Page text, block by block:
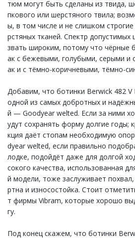
тюм могут быть сделаны из твида,
пкового или шерстяного твила;
ы, в том числе и не слишком строгие
рстяных тканей. Спектр
звать широким, потому что чёрные
ак с бежевыми, голубыми, серыми и
ак и с тёмно-коричневыми, тёмно-
Добавим, что ботинки Berwick 482
одной из самых добротных и
й — Goodyear welted. Если за ними
удут сохранять форму долгие годы;
кция даёт стопам необходимую
dyear welted, если правильно
лодке, подойдёт даже для долгой
сокого качества, использованная
й модели, тоже заслуживает
ртна и износостойка. Стоит
т фирмы Vibram, которые хорошо
гу.
Под конец скажем, что ботинки